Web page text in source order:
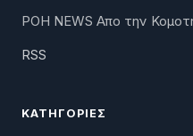
ΡΟΗ NEWS Απο την
RSS
ΚΑΤΗΓΟΡΊΕΣ